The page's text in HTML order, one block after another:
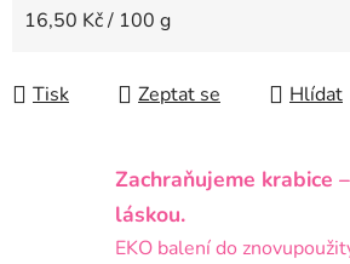
Měrná cena:
16,50 Kč / 100 g
Tisk Zeptat se Hlídat
Zachraňujeme krabice
láskou.
EKO balení do